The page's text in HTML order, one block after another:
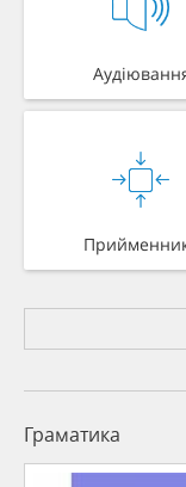
Граматика